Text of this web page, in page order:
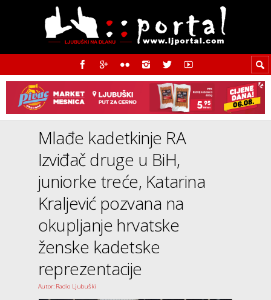
Mlađe kadetkinje RA
Izviđač druge u BiH,
juniorke treće, Katarina
Kraljević pozvana na
okupljanje hrvatske
ženske kadetske
reprezentacije
Autor: Radio Ljubuški